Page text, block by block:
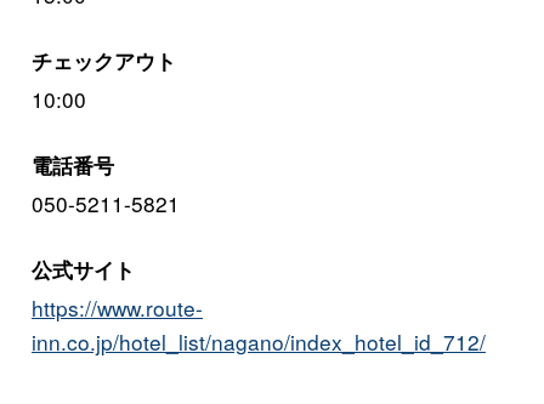
チェックアウト
10:00
電話番号
050-5211-5821
公式サイト
https://www.route-
inn.co.jp/hotel_list/nagano/index_hotel_id_712/